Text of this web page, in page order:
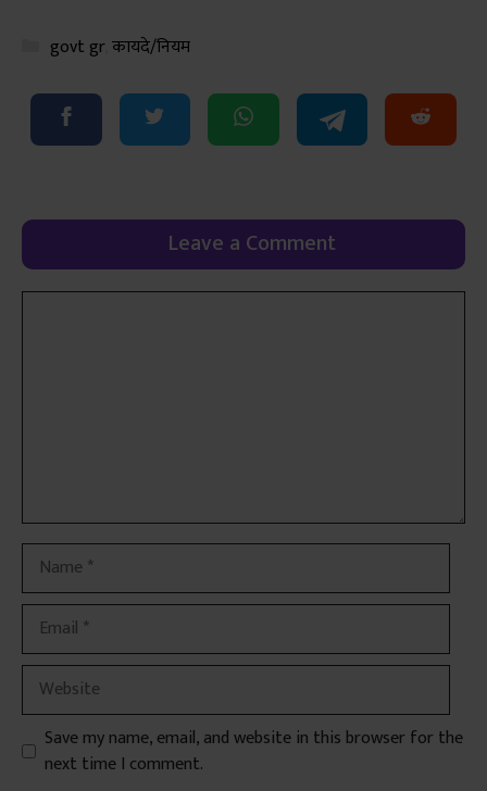
Categories
govt gr, कायदे/नियम
Leave a Comment
Comment
Name
Email
Website
Save my name, email, and website in this browser for the
next time I comment.